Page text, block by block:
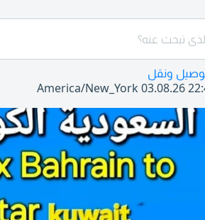
ونقل
03.08.26